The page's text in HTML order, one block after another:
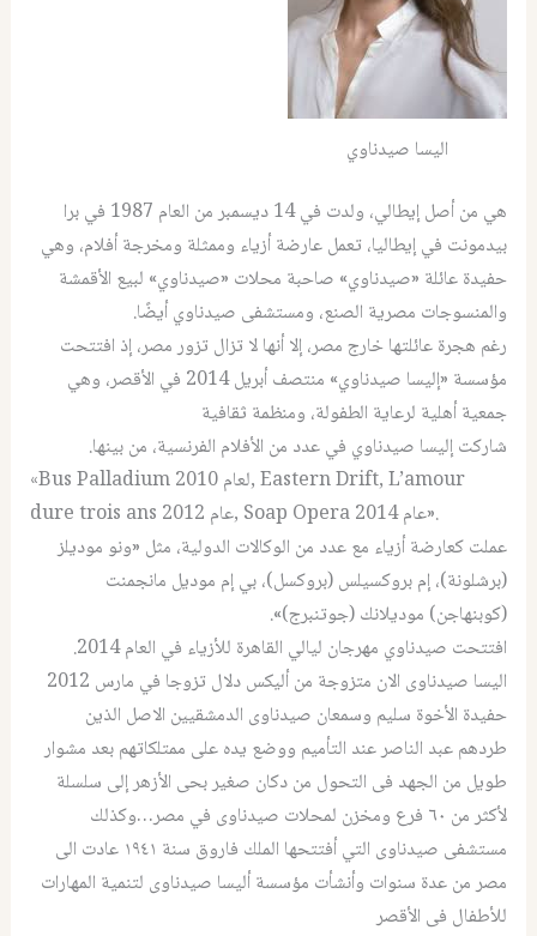
اليسا صيدناوي
هي من أصل إيطالي، ولدت في 14 ديسمبر من العام 1987 في برا
بيدمونت في إيطاليا، تعمل عارضة أزياء وممثلة ومخرجة أفلام، وهي
حفيدة عائلة «صيدناوي» صاحبة محلات «صيدناوي» لبيع الأقمشة
والمنسوجات مصرية الصنع، ومستشفى صيدناوي أيضًا.
رغم هجرة عائلتها خارج مصر، إلا أنها لا تزال تزور مصر، إذ افتتحت
مؤسسة «إليسا صيدناوي» منتصف أبريل 2014 في الأقصر، وهي
جمعية أهلية لرعاية الطفولة، ومنظمة ثقافية
شاركت إليسا صيدناوي في عدد من الأفلام الفرنسية، من بينها.
«Bus Palladium لعام 2010, Eastern Drift, L’amour
dure trois ans عام 2012, Soap Opera عام 2014».
عملت كعارضة أزياء مع عدد من الوكالات الدولية، مثل «ونو موديلز
(برشلونة)، إم بروكسيلس (بروكسل)، بي إم موديل مانجمنت
(كوبنهاجن) موديلانك (جوتنبرج)».
افتتحت صيدناوي مهرجان ليالي القاهرة للأزياء في العام 2014.
اليسا صيدناوى الان متزوجة من أليكس دلال تزوجا في مارس 2012
حفيدة الأخوة سليم وسمعان صيدناوى الدمشقيين الاصل الذين
طردهم عبد الناصر عند التأميم ووضع يده على ممتلكاتهم بعد مشوار
طويل من الجهد فى التحول من دكان صغير بحى الأزهر إلى سلسلة
لأكثر من ٦٠ فرع ومخزن لمحلات صيدناوى في مصر…وكذلك
مستشفى صيدناوى التي أفتتحها الملك فاروق سنة ١٩٤١ عادت الى
مصر من عدة سنوات وأنشأت مؤسسة أليسا صيدناوى لتنمية المهارات
للأطفال فى الأقصر